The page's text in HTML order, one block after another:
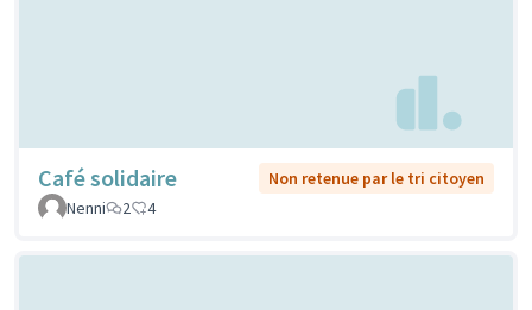
Café solidaire
Non retenue par le tri citoyen
Nenni
2 4